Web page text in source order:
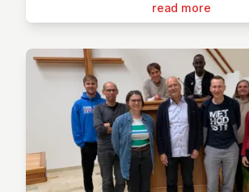
read more